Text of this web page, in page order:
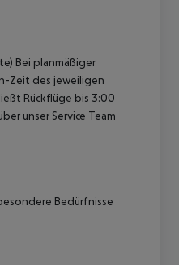
Bei planmäßiger
Zeit des jeweiligen
Rückflüge bis 3:00
unser Service Team
Bedürfnisse